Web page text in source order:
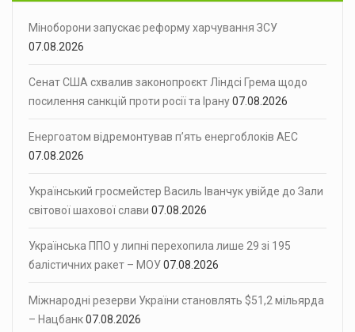
Міноборони запускає реформу харчування ЗСУ
07.08.2026
Сенат США схвалив законопроєкт Ліндсі Грема щодо
посилення санкцій проти росії та Ірану07.08.2026
Енергоатом відремонтував п’ять енергоблоків АЕС
07.08.2026
Український гросмейстер Василь Іванчук увійде до Зали
світової шахової слави 07.08.2026
Українська ППО у липні перехопила лише 29 зі 195
балістичних ракет – МОУ07.08.2026
Міжнародні резерви України становлять $51,2 мільярда
– Нацбанк07.08.2026